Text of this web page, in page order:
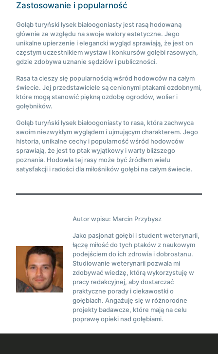
Zastosowanie i popularność
Gołąb turyński łysek białoogoniasty jest rasą hodowaną
głównie ze względu na swoje walory estetyczne. Jego
unikalne upierzenie i elegancki wygląd sprawiają, że jest on
częstym uczestnikiem wystaw i konkursów gołębi rasowych,
gdzie zdobywa uznanie sędziów i publiczności.
Rasa ta cieszy się popularnością wśród hodowców na całym
świecie. Jej przedstawiciele są cenionymi ptakami ozdobnymi,
które mogą stanowić piękną ozdobę ogrodów, wolier i
gołębników.
Gołąb turyński łysek białoogoniasty to rasa, która zachwyca
swoim niezwykłym wyglądem i ujmującym charakterem. Jego
historia, unikalne cechy i popularność wśród hodowców
sprawiają, że jest to ptak wyjątkowy i warty bliższego
poznania. Hodowla tej rasy może być źródłem wielu
satysfakcji i radości dla miłośników gołębi na całym świecie.
Autor wpisu: Marcin Przybysz
Jako pasjonat gołębi i student weterynarii,
łączę miłość do tych ptaków z naukowym
podejściem do ich zdrowia i dobrostanu.
Studiowanie weterynarii pozwala mi
zdobywać wiedzę, którą wykorzystuję w
pracy redakcyjnej, aby dostarczać
praktyczne porady i ciekawostki o
gołębiach. Angażuję się w różnorodne
projekty badawcze, które mają na celu
poprawę opieki nad gołębiami.